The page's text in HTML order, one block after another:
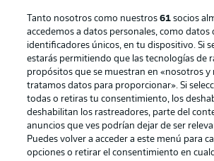
Football as it's meant to
BUNDESLIGA APP
Tanto nosotros como nuestros61 socios
accedemos a datos personales, como datos
identificadores únicos, en tu dispositivo. Si
estarás permitiendo que las tecnologías de
propósitos que se muestran en «nosotros y
tratamos datos para proporcionar». Si
todas o retiras tu consentimiento, los
deshabilitan los rastreadores, parte del
anuncios que ves podrían dejar de ser
Puedes volver a acceder a este menú para
opciones o retirar el consentimiento en